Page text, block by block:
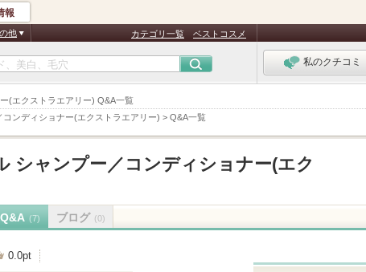
(エクストラエアリー) Q&A一覧
ンディショナー(エクストラエアリー) > Q&A一覧
報
他 カテゴリ一覧 ベストコスメ
私のクチコミ
シャンプー／コンディショナー(エク
Q&A (7) ブログ (0)
0.0pt